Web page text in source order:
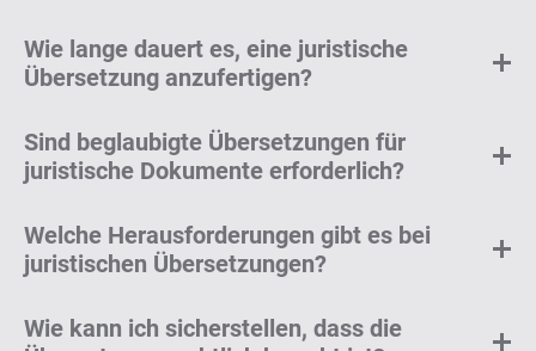
Wie lange dauert es, eine juristische
Übersetzung anzufertigen?
Sind beglaubigte Übersetzungen für
juristische Dokumente erforderlich?
Welche Herausforderungen gibt es bei
juristischen Übersetzungen?
Wie kann ich sicherstellen, dass die